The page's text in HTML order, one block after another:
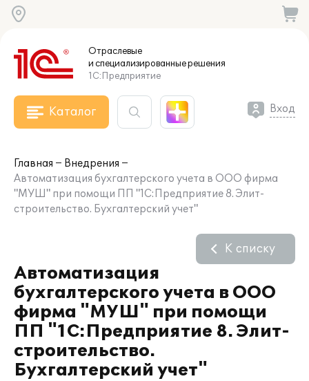
Отраслевые
и специализированныерешения
1С:Предприятие
Каталог Вход
Главная
Внедрения
Автоматизация бухгалтерского учета в ООО фирма
"МУШ" при помощи ПП "1С:Предприятие 8. Элит-
строительство. Бухгалтерский учет"
Автоматизация
бухгалтерского учета в ООО
фирма "МУШ" при помощи
ПП "1С:Предприятие 8. Элит-
строительство.
Бухгалтерский учет"
К списку